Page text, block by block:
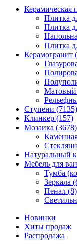
Керамическая
Плитка
Плитка
Плитка
Керамогранит
Матовый
Ступени (7135)
Клинкер (157)
Мозаика (3678)
Натуральный
Мебель для
Тумба
Зеркала
Пенал (8)
Новинки
Хиты продаж
Распродажа